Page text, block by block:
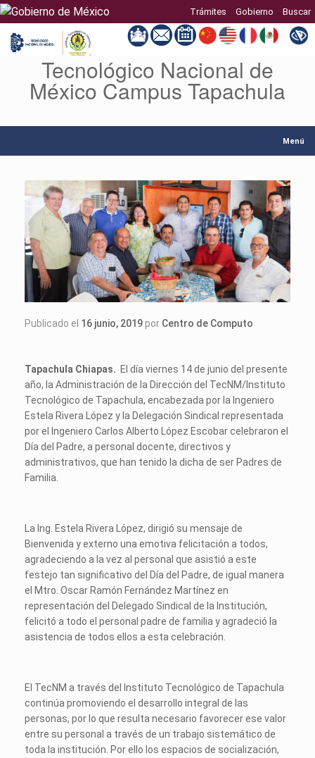
Trámites Gobierno Buscar
contenido
Tecnológico Nacional de
México Campus Tapachula
Menú
Publicado el 16 junio, 2019por Centro de Computo
Tapachula Chiapas. El día viernes 14 de junio del presente
año, la Administración de la Dirección del TecNM/Instituto
Tecnológico de Tapachula, encabezada por la Ingeniero
Estela Rivera López y la Delegación Sindical representada
por el Ingeniero Carlos Alberto López Escobar celebraron el
Día del Padre, a personal docente, directivos y
administrativos, que han tenido la dicha de ser Padres de
Familia.
La Ing. Estela Rivera López, dirigió su mensaje de
Bienvenida y externo una emotiva felicitación a todos,
agradeciendo a la vez al personal que asistió a este
festejo tan significativo del Día del Padre, de igual manera
el Mtro. Oscar Ramón Fernández Martínez en
representación del Delegado Sindical de la Institución,
felicitó a todo el personal padre de familia y agradeció la
asistencia de todos ellos a esta celebración.
El TecNM a través del Instituto Tecnológico de Tapachula
continúa promoviendo el desarrollo integral de las
personas, por lo que resulta necesario favorecer ese valor
entre su personal a través de un trabajo sistemático de
toda la institución. Por ello los espacios de socialización,